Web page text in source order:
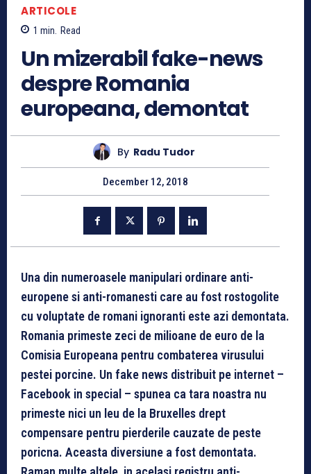
ARTICOLE
1 min. Read
Un mizerabil fake-news
despre Romania
europeana, demontat
By Radu Tudor
December 12, 2018
Una din numeroasele manipulari ordinare anti-
europene si anti-romanesti care au fost rostogolite
cu voluptate de romani ignoranti este azi demontata.
Romania primeste zeci de milioane de euro de la
Comisia Europeana pentru combaterea virusului
pestei porcine. Un fake news distribuit pe internet –
Facebook in special – spunea ca tara noastra nu
primeste nici un leu de la Bruxelles drept
compensare pentru pierderile cauzate de peste
poricna. Aceasta diversiune a fost demontata.